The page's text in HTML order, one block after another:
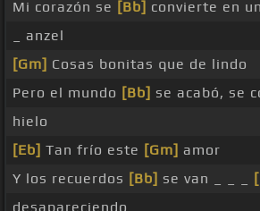
Mi corazón se [Bb] convierte en un
_ anzel
[Gm] Cosas bonitas que de lindo
Pero el mundo [Bb] se acabó, se
hielo
[Eb] Tan frío este [Gm] amor
Y los recuerdos [Bb] se van _ _ _
desapareciendo